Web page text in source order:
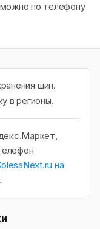
по телефону
шин.
в регионы.